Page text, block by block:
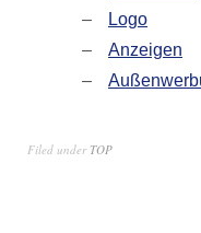
Logo
Anzeigen
Filed under TOP